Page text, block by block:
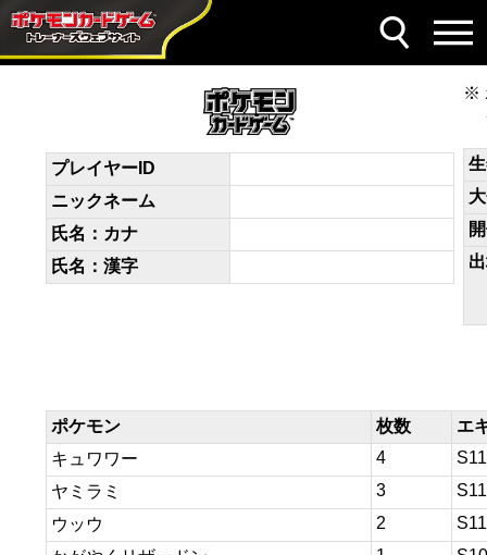
デッキコード
nngggg-fiCL7z-LnPNLQ
プレイヤーID
ニックネーム
氏名：カナ
氏名：漢字
ポケモン 枚数
エ
キュワワー
4
S11
ヤミラミ
3
S11
ウッウ
2
S11